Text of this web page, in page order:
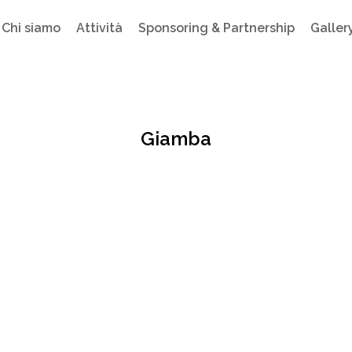
Chi siamo Attività Sponsoring & Partnership
Giamba